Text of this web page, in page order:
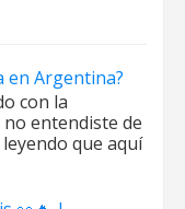
en Argentina?
con la
entendiste de
que aquí